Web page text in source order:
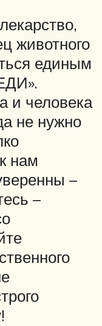
животного
единым
и человека
не нужно
нам
–
–